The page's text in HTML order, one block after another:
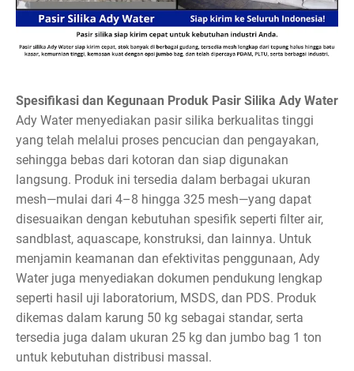
Spesifikasi dan Kegunaan Produk Pasir Silika Ady Water
Ady Water menyediakan pasir silika berkualitas tinggi
yang telah melalui proses pencucian dan pengayakan,
sehingga bebas dari kotoran dan siap digunakan
langsung. Produk ini tersedia dalam berbagai ukuran
mesh—mulai dari 4–8 hingga 325 mesh—yang dapat
disesuaikan dengan kebutuhan spesifik seperti filter air,
sandblast, aquascape, konstruksi, dan lainnya. Untuk
menjamin keamanan dan efektivitas penggunaan, Ady
Water juga menyediakan dokumen pendukung lengkap
seperti hasil uji laboratorium, MSDS, dan PDS. Produk
dikemas dalam karung 50 kg sebagai standar, serta
tersedia juga dalam ukuran 25 kg dan jumbo bag 1 ton
untuk kebutuhan distribusi massal.